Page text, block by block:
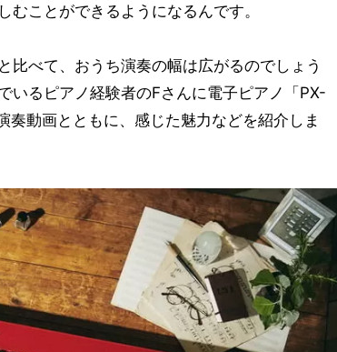
ことができるようになるんです。
比べて、おうち演奏の幅は広がるのでしょう
いるピアノ経験者のFさんに電子ピアノ「PX-
動画とともに、感じた魅力などを紹介しま